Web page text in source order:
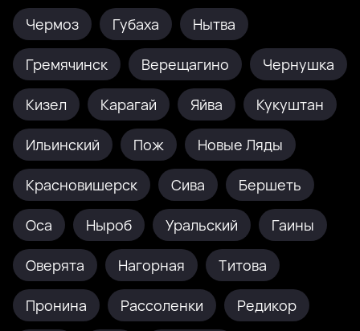
Чермоз Губаха Нытва
Гремячинск Верещагино Чернушка
Кизел Карагай Яйва Кукуштан
Ильинский Пож Новые Ляды
Красновишерск Сива Бершеть
Оса Ныроб Уральский Гаины
Оверята Нагорная Титова
Пронина Рассоленки Редикор